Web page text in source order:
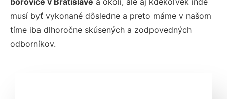
musí byť vykonané dôsledne a preto máme v našom
tíme iba dlhoročne skúsených a zodpovedných
odborníkov.